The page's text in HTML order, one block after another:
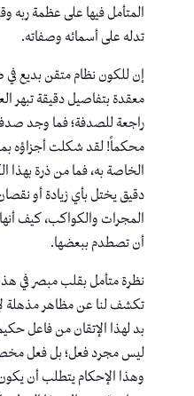
المتأمل فيها على عظمة ربه
تدله على أسمائه وصفاته.
إن للكون نظام متقن بديع
معقدة بتفاصيل دقيقة تبهر
راجعة للصدفة؛ فما وجد
محكماً! لقد شكلت أجزاؤه
الخاصة به، فما من ذرة بهذا
دقيق يختل بأي زيادة أو
المجرات والكواكب، كيف
أن تصطدم ببعضها.
نظرة متأمل بقلب مبصر في
تكشف لنا عن مظاهر مذهلة
بد لهذا الإتقان من فاعل
ليس مجرد فعل؛ بل فعل
وهذا الإحكام يتطلب أن